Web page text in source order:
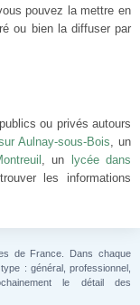
pouvez la mettre en
ou bien la diffuser par
ou privés autours
Aulnay-sous-Bois, un
, un
lycée dans
les informations
de France. Dans chaque
: général, professionnel,
le détail des